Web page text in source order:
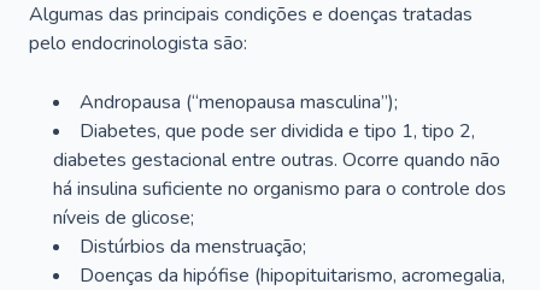
Algumas das principais condições e doenças tratadas
pelo endocrinologista são:
Andropausa (“menopausa masculina”);
Diabetes, que pode ser dividida e tipo 1, tipo 2,
diabetes gestacional entre outras. Ocorre quando não
há insulina suficiente no organismo para o controle dos
níveis de glicose;
Distúrbios da menstruação;
Doenças da hipófise (hipopituitarismo, acromegalia,